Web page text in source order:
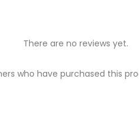
There are no reviews yet.
who have purchased this